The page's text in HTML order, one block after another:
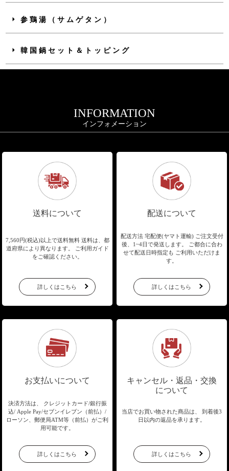
参鶏湯（サムゲタン）
韓国鍋セット＆トッピング
INFORMATION
インフォメーション
送料について
7,560円(税込)以上で送料無料送料は、都
道府県により異なります。
ご利用ガイド
をご確認ください。
詳しくはこちら
配送について
配送方法 宅配便(ヤマト運輸) ご注文受付
後、1~4日で発送します。
ご都合に合わ
せて配送日時指定も ご利用いただけま
す。
詳しくはこちら
お支払いについて
決済方法は、 クレジットカード/銀行振
込/ Apple Pay/セブンイレブン（前払）/
ローソン、郵便局ATM等（前払）がご利
用可能です。
詳しくはこちら
キャンセル・返品・交換
について
当店でお買い物された商品は、
到着後3
日以内の返品を承ります。
詳しくはこちら